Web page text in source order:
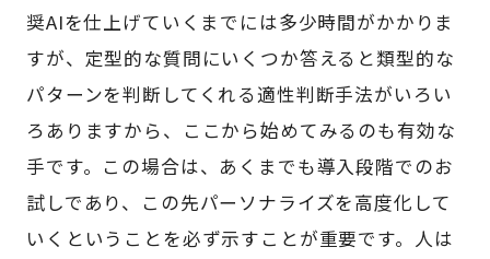
奨AIを仕上げていくまでには多少時間がかかりま
すが、定型的な質問にいくつか答えると類型的な
パターンを判断してくれる適性判断手法がいろい
ろありますから、ここから始めてみるのも有効な
手です。この場合は、あくまでも導入段階でのお
試しであり、この先パーソナライズを高度化して
いくということを必ず示すことが重要です。人は